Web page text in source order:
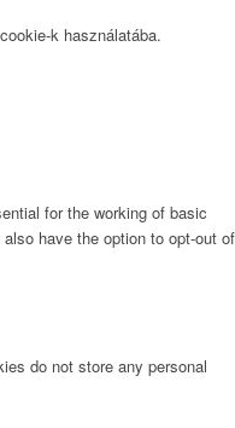
k használatába.
for the working of basic
have the option to opt-out of
do not store any personal